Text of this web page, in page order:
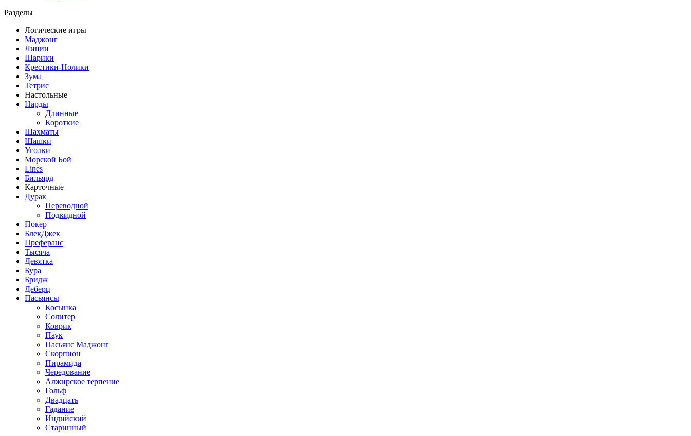
Разделы
Логические игры
Маджонг
Линии
Шарики
Крестики-Нолики
Зума
Тетрис
Настольные
Нарды
Длинные
Короткие
Шахматы
Шашки
Уголки
Морской Бой
Lines
Бильярд
Карточные
Дурак
Переводной
Подкидной
Покер
БлекДжек
Преферанс
Тысяча
Девятка
Бура
Бридж
Деберц
Пасьянсы
Косынка
Солитер
Коврик
Паук
Пасьянс Маджонг
Скорпион
Пирамида
Чередование
Алжирское терпение
Гольф
Двадцать
Гадание
Индийский
Старинный